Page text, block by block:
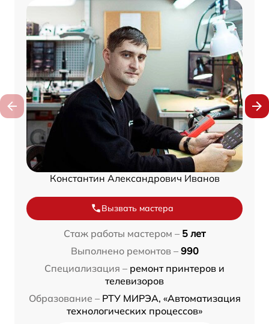
Константин Александрович Иванов
Вызвать мастера
Стаж работы мастером – 5 лет
Выполнено ремонтов – 990
Специализация – ремонт принтеров и
телевизоров
Образование – РТУ МИРЭА, «Автоматизация
технологических процессов»